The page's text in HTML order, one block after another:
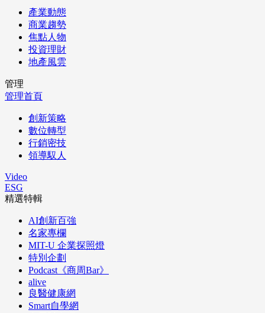
產業動態
商業趨勢
焦點人物
投資理財
地產風雲
管理
管理首頁
創新策略
數位轉型
行銷密技
領導馭人
Video
ESG
精選特輯
AI創新百強
名家專欄
MIT-U 企業探照燈
特別企劃
Podcast《商周Bar》
alive
良醫健康網
Smart自學網